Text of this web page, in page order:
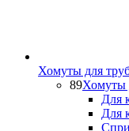
Хомуты для
89Хомуты
Для
Для